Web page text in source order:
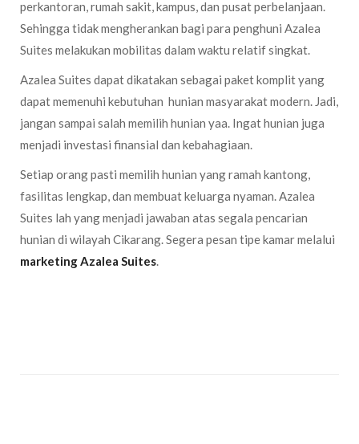
perkantoran, rumah sakit, kampus, dan pusat perbelanjaan.
Sehingga tidak mengherankan bagi para penghuni Azalea
Suites melakukan mobilitas dalam waktu relatif singkat.
Azalea Suites dapat dikatakan sebagai paket komplit yang
dapat memenuhi kebutuhan hunian masyarakat modern. Jadi,
jangan sampai salah memilih hunian yaa. Ingat hunian juga
menjadi investasi finansial dan kebahagiaan.
Setiap orang pasti memilih hunian yang ramah kantong,
fasilitas lengkap, dan membuat keluarga nyaman. Azalea
Suites lah yang menjadi jawaban atas segala pencarian
hunian di wilayah Cikarang. Segera pesan tipe kamar melalui
marketing Azalea Suites